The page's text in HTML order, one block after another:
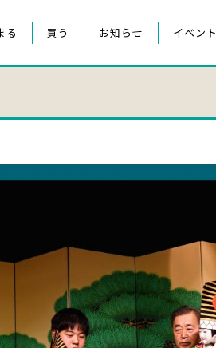
る 買う お知らせ イベント